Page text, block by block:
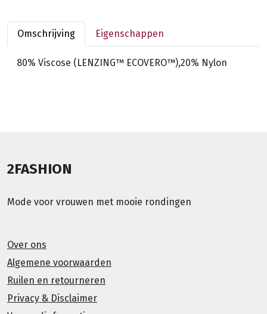
Omschrijving Eigenschappen
80% Viscose (LENZING™ ECOVERO™),20% Nylon
2FASHION
Mode voor vrouwen met mooie rondingen
Over ons
Algemene voorwaarden
Ruilen en retourneren
Privacy & Disclaimer